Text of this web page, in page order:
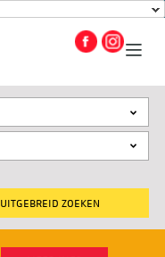
UITGEBREID ZOEKEN